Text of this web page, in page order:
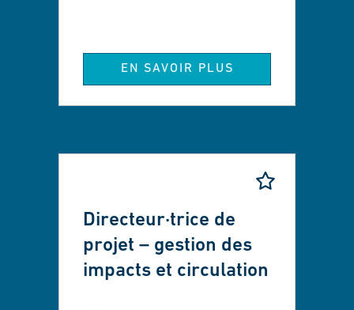
EN SAVOIR PLUS
Directeur·trice de
projet – gestion des
impacts et circulation